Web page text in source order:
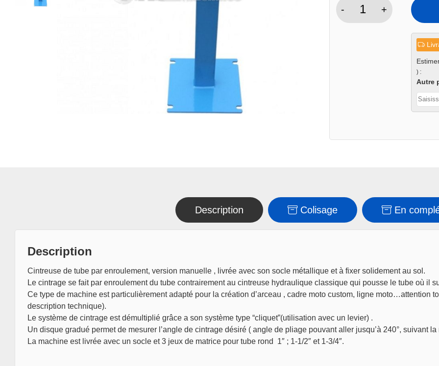
-
quantité
+
) :
Autre
Description Colisage En
Description
Cintreuse de tube par enroulement, version manuelle , livrée avec son socle métallique et à fixer solidement au sol.
Le cintrage se fait par enroulement du tube contrairement au cintreuse hydraulique classique qui pousse le tube où il
Ce type de machine est particulièrement adapté pour la création d’arceau , cadre moto custom, ligne moto…attention
description technique).
Le système de cintrage est démultiplié grâce a son système type “cliquet”(utilisation avec un levier) .
Un disque gradué permet de mesurer l’angle de cintrage désiré ( angle de pliage pouvant aller jusqu’à 240°, suivant la
La machine est livrée avec un socle et 3 jeux de matrice pour tube rond 1″ ; 1-1/2″ et 1-3/4″.